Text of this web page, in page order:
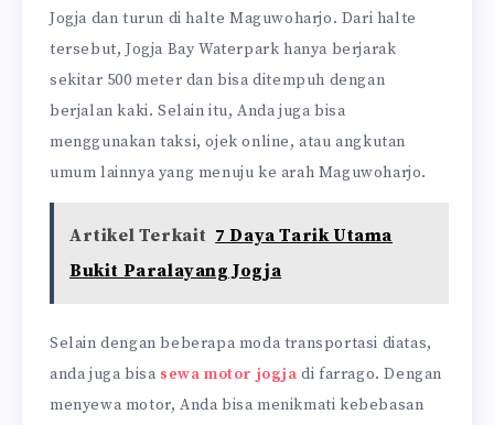
Jogja dan turun di halte Maguwoharjo. Dari halte
tersebut, Jogja Bay Waterpark hanya berjarak
sekitar 500 meter dan bisa ditempuh dengan
berjalan kaki. Selain itu, Anda juga bisa
menggunakan taksi, ojek online, atau angkutan
umum lainnya yang menuju ke arah Maguwoharjo.
Artikel Terkait 7 Daya Tarik Utama
Bukit Paralayang Jogja
Selain dengan beberapa moda transportasi diatas,
anda juga bisa sewa motor jogja di farrago. Dengan
menyewa motor, Anda bisa menikmati kebebasan